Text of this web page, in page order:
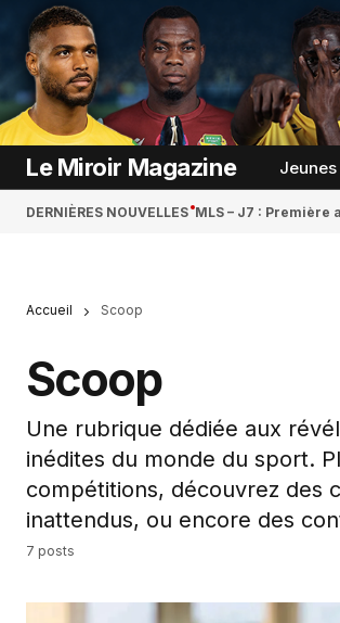
Le Miroir Magazine
DERNIÈRES NOUVELLES MLS – J7 :
Accueil Scoop
Scoop
Une rubrique dédiée aux
inédites du monde du sport.
compétitions, découvrez des
inattendus, ou encore des
7 posts